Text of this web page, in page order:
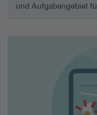
und Aufgabengebiet